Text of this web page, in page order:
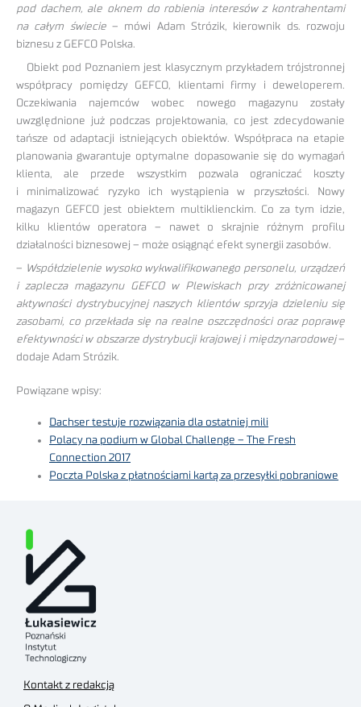
pod dachem, ale oknem do robienia interesów z kontrahentami
na całym świecie– mówi Adam Strózik, kierownik ds. rozwoju
biznesu z GEFCO Polska.
Obiekt pod Poznaniem jest klasycznym przykładem trójstronnej
współpracy pomiędzy GEFCO, klientami firmy i deweloperem.
Oczekiwania najemców wobec nowego magazynu zostały
uwzględnione już podczas projektowania, co jest zdecydowanie
tańsze od adaptacji istniejących obiektów. Współpraca na etapie
planowania gwarantuje optymalne dopasowanie się do wymagań
klienta, ale przede wszystkim pozwala ograniczać koszty
i minimalizować ryzyko ich wystąpienia w przyszłości. Nowy
magazyn GEFCO jest obiektem multiklienckim. Co za tym idzie,
kilku klientów operatora – nawet o skrajnie różnym profilu
działalności biznesowej – może osiągnąć efekt synergii zasobów.
– Współdzielenie wysoko wykwalifikowanego personelu, urządzeń
i zaplecza magazynu GEFCO w Plewiskach przy zróżnicowanej
aktywności dystrybucyjnej naszych klientów sprzyja dzieleniu się
zasobami, co przekłada się na realne oszczędności oraz poprawę
efektywności w obszarze dystrybucji krajowej i międzynarodowej–
dodaje Adam Strózik.
Powiązane wpisy:
Dachser testuje rozwiązania dla ostatniej mili
Polacy na podium w Global Challenge – The Fresh
Connection 2017
Poczta Polska z płatnościami kartą za przesyłki pobraniowe
Kontakt z redakcją